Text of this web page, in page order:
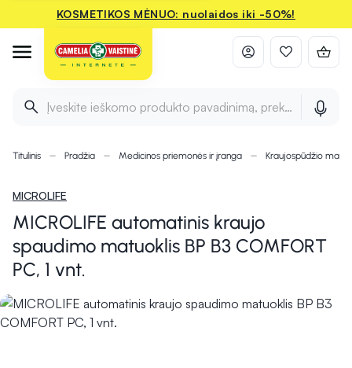
KOSMETIKOS MĖNUO: nuolaidos iki -50%!
Įveskite ieškomo produkto pavadinimą, prekės ženklą ir
Titulinis Pradžia Medicinos priemonės ir įranga Kraujospūdžio
MICROLIFE
MICROLIFE automatinis kraujo
spaudimo matuoklis BP B3 COMFORT
PC, 1 vnt.